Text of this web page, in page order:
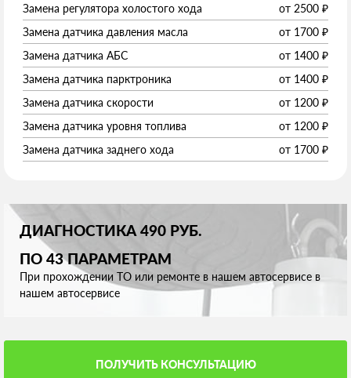
Замена регулятора холостого хода
от 2500 ₽
Замена датчика давления масла
от 1700 ₽
Замена датчика АБС
от 1400 ₽
Замена датчика парктроника
от 1400 ₽
Замена датчика скорости
от 1200 ₽
Замена датчика уровня топлива
от 1200 ₽
Замена датчика заднего хода
от 1700 ₽
ДИАГНОСТИКА 490 РУБ.
ПО 43 ПАРАМЕТРАМ
При прохождении ТО или ремонте в нашем автосервисе в
нашем автосервисе
ПОЛУЧИТЬ КОНСУЛЬТАЦИЮ